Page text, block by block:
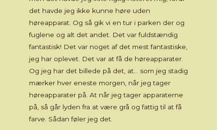
det havde jeg ikke kunne høre uden
høreapparat. Og så gik vi en tur i parken der og
fuglene og alt det andet. Det var fuldstændig
fantastisk! Det var noget af det mest fantastiske,
jeg har oplevet. Det var at få de høreapparater.
Og jeg har det billede på det, at… som jeg stadig
mærker hver eneste morgen, når jeg tager
høreapparater på. At når jeg tager apparaterne
på, så går lyden fra at være grå og fattig til at få
farve. Sådan føler jeg det.